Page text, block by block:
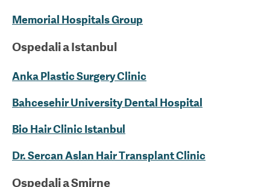
Memorial Hospitals Group
Ospedali aIstanbul
Anka Plastic Surgery Clinic
Bahcesehir University Dental Hospital
Bio Hair Clinic Istanbul
Dr. Sercan Aslan Hair Transplant Clinic
Ospedali aSmirne